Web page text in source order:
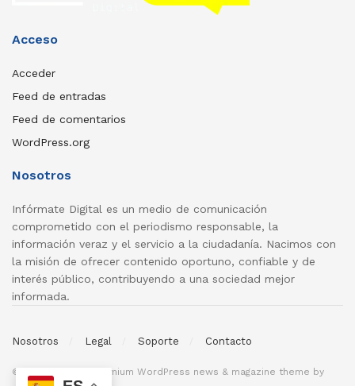
Acceso
Acceder
Feed de entradas
Feed de comentarios
WordPress.org
Nosotros
Infórmate Digital es un medio de comunicación
comprometido con el periodismo responsable, la
información veraz y el servicio a la ciudadanía. Nacimos con
la misión de ofrecer contenido oportuno, confiable y de
interés público, contribuyendo a una sociedad mejor
informada.
Nosotros Legal Soporte Contacto
© 2026
- Premium WordPress news & magazine theme by